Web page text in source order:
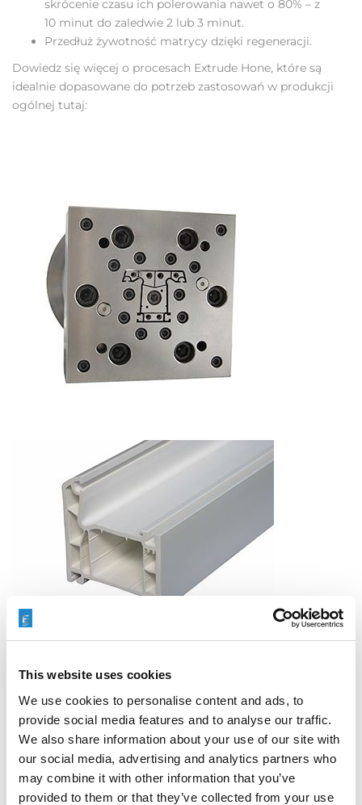
This website uses cookies
We use cookies to personalise content and ads, to
provide social media features and to analyse our traffic.
We also share information about your use of our site with
our social media, advertising and analytics partners who
may combine it with other information that you’ve
provided to them or that they’ve collected from your use
skrócenie czasu ich polerowania nawet o 80% – z
10 minut do zaledwie 2 lub 3 minut.
Przedłuż żywotność matrycy dzięki regeneracji.
Dowiedz się więcej o procesach Extrude Hone, które są
idealnie dopasowane do potrzeb zastosowań w produkcji
ogólnej tutaj:
AFM